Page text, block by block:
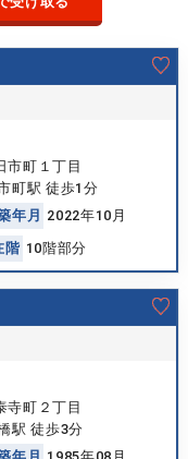
市町１丁目
町駅 徒歩1分
年 月 2022年10月
階 10階部分
寺町２丁目
駅 徒歩3分